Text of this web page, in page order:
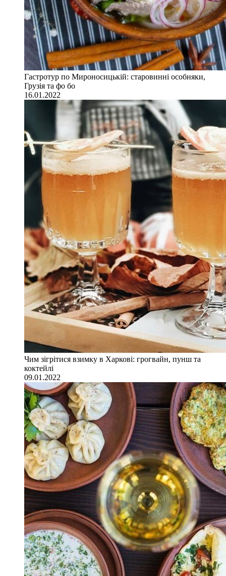
Гастротур по Мироносицькій: старовинні особняки,
Грузія та фо бо
16.01.2022
Чим зігрітися взимку в Харкові: грогвайн, пунш та
коктейлі
09.01.2022